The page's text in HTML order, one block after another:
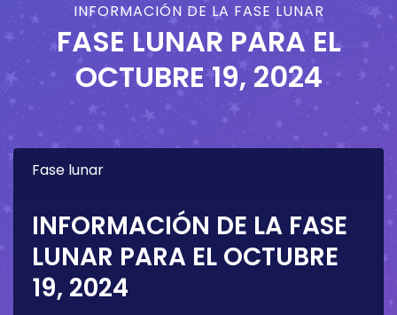
INFORMACIÓN DE LA FASE LUNAR
FASE LUNAR PARA EL
OCTUBRE 19, 2024
Fase lunar
INFORMACIÓN DE LA FASE
LUNAR PARA EL OCTUBRE
19, 2024